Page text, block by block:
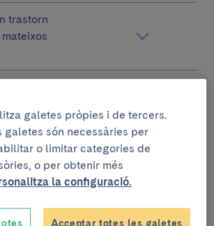
trastorn
i quins
la teràpia
i inconvenients
farmacològic?
galetes pròpies i de tercers.
galetes són necessàries per
o limitar categories de
o per obtenir més
la configuració.
Acceptar totes les galetes